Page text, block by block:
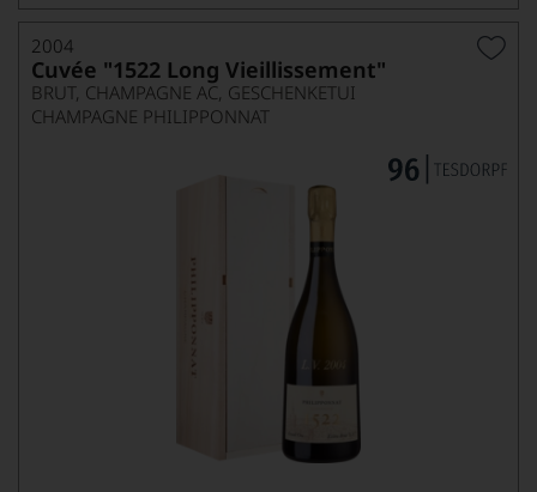
2004
Cuvée "1522 Long Vieillissement"
BRUT, CHAMPAGNE AC, GESCHENKETUI
CHAMPAGNE PHILIPPONNAT